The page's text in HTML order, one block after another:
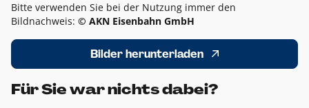
Bitte verwenden Sie bei der Nutzung immer den
Bildnachweis: © AKN Eisenbahn GmbH
Bilder herunterladen
Für Sie war nichts dabei?